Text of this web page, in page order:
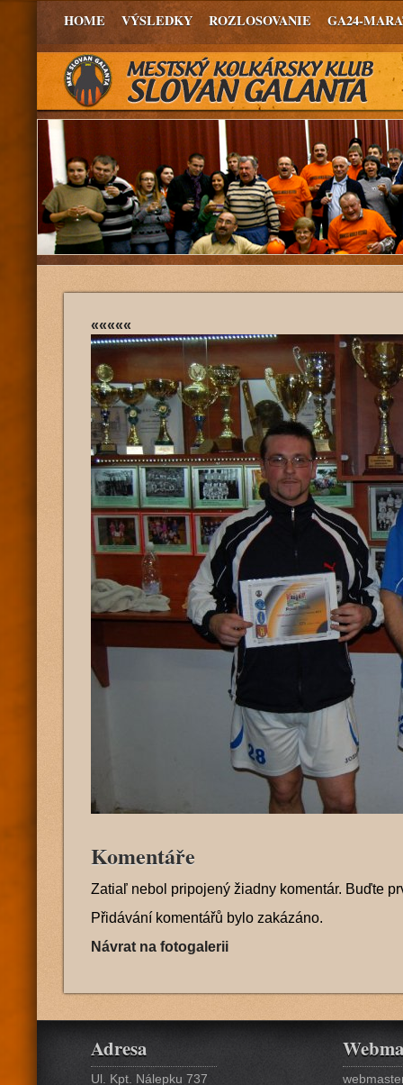
HOME VÝSLEDKY ROZLOSOVANIE GA24-
«««««
Komentáře
Zatiaľ nebol pripojený žiadny komentár. Buďte
Přidávání komentářů bylo zakázáno.
Návrat na fotogalerii
Adresa
Ul. Kpt. Nálepku 737